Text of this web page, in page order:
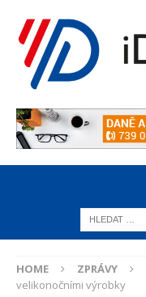
HOME ZPRÁVY
velikonočními výrobky